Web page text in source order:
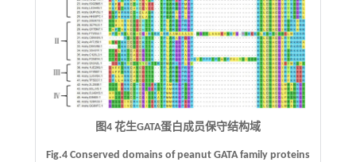
图4 花生GATA蛋白成员保守结构域
Fig.4 Conserved domains of peanut GATA family proteins